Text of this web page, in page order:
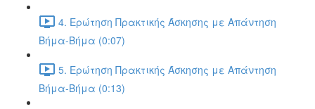
4. Ερώτηση Πρακτικής Άσκησης με Απάντηση
Βήμα-Βήμα (0:07)
5. Ερώτηση Πρακτικής Άσκησης με Απάντηση
Βήμα-Βήμα (0:13)